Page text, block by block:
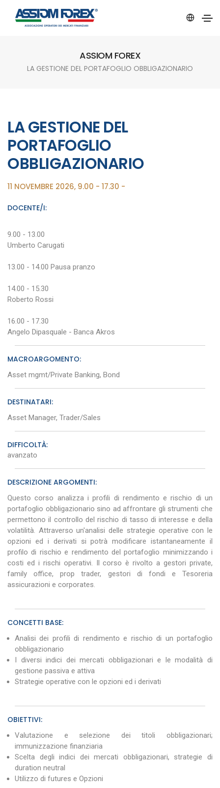
ASSIOM FOREX
LA GESTIONE DEL PORTAFOGLIO OBBLIGAZIONARIO
LA GESTIONE DEL
PORTAFOGLIO
OBBLIGAZIONARIO
11 NOVEMBRE 2026, 9.00 - 17.30 -
DOCENTE/I:
9.00 - 13.00
Umberto Carugati
13.00 - 14.00 Pausa pranzo
14.00 - 15.30
Roberto Rossi
16.00 - 17.30
Angelo Dipasquale - Banca Akros
MACROARGOMENTO:
Asset mgmt/Private Banking, Bond
DESTINATARI:
Asset Manager, Trader/Sales
DIFFICOLTÀ:
avanzato
DESCRIZIONE ARGOMENTI:
Questo corso analizza i profili di rendimento e rischio di un
portafoglio obbligazionario sino ad affrontare gli strumenti che
permettono il controllo del rischio di tasso di interesse e della
volatilità. Attraverso un'analisi delle strategie operative con le
opzioni ed i derivati si potrà modificare istantaneamente il
profilo di rischio e rendimento del portafoglio minimizzando i
costi ed i rischi operativi. Il corso è rivolto a gestori private,
family office, prop trader, gestori di fondi e Tesoreria
assicurazioni e corporates.
CONCETTI BASE:
Analisi dei profili di rendimento e rischio di un portafoglio
obbligazionario
I diversi indici dei mercati obbligazionari e le modalità di
gestione passiva e attiva
Strategie operative con le opzioni ed i derivati
OBIETTIVI:
Valutazione e selezione dei titoli obbligazionari;
immunizzazione finanziaria
Scelta degli indici dei mercati obbligazionari, strategie di
duration neutral
Utilizzo di futures e Opzioni